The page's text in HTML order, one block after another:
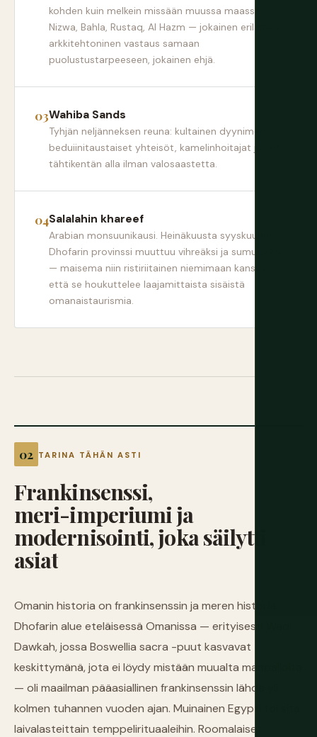
kohden kuin melkein missään muussa maassa.
Nizwa, Bahla, Rustaq, Al Hazm — jokainen erilainen
arkkitehtoninen vastaus samaan
puolustustarpeeseen, jokainen ehjä.
Wahiba Sands
Tyhjän neljänneksen reuna: kultainen dyynimeri,
beduiinitaustaiset yhteisöt, kamelinhoitajat ja yöt
tähtikentän alla ilman valosaastetta.
Salalahin khareef
Arabian monsuunikausi. Heinäkuusta syyskuuhun
Dhofarin provinssi muuttuu vihreäksi ja sumuiseksi
— maisema niin ristiriitainen niemimaan kanssa,
että se houkuttelee laajamittaista sisäistä
omanaistaurismia.
TARINA TÄHÄN ASTI
Frankinsenssi,
meri-imperiumija
modernisointi,jokasäilytti
asiat
Omanin historia on frankinsenssin ja meren historia.
Dhofarin alue eteläisessä Omanissa — erityisesti Wadi
Dawkah, jossa Boswellia sacra -puut kasvavat
keskittymänä, jota ei löydy mistään muualta maapallolta
— oli maailman pääasiallinen frankinsenssin lähde yli
kolmen tuhannen vuoden ajan. Muinainen Egypti toi sitä
laivalasteittain temppelirituaaleihin. Roomalaiset